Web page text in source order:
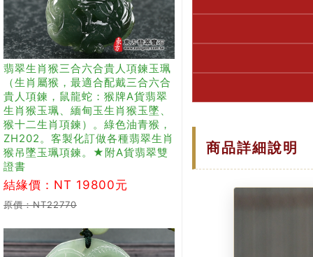
翡翠生肖猴三合六合貴人項鍊玉珮
（生肖屬猴，最適合配戴三合六合
貴人項鍊，鼠龍蛇：猴牌A貨翡翠
生肖猴玉珮、緬甸玉生肖猴玉墜、
猴十二生肖項鍊）。綠色油青猴，
ZH202。客製化訂做各種翡翠生肖
猴吊墜玉珮項鍊。★附A貨翡翠雙
證書
結緣價：NT 19800元
原價：NT22770
商品詳細說明